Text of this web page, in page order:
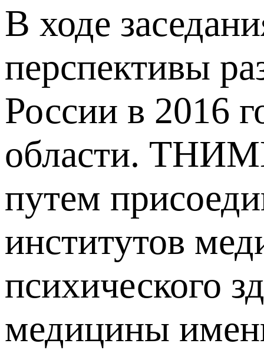
В ходе
перспективы
России в 2016
области.
путем
институтов
психического
медицины